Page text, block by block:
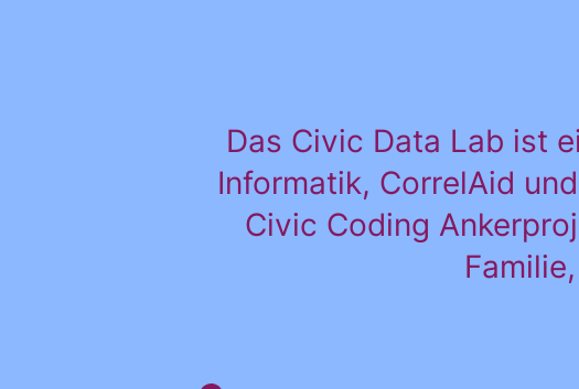
Das Civic Data Lab ist
Informatik, CorrelAid
Civic Coding